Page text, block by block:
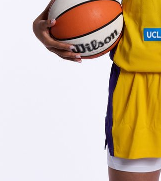
풀 꺾이지만…'낮 최고 35도' 무더위, 열대야 계속[다음주
수수색·성접대 논란 사과…쇄신의 기회로 삼겠다"
수색·성접대 논란' 축구협회 "실망과 걱정 안겨드려 죄
폭염 지속…강원동해안 최대 150㎜ 비
증시 상승 마감…S&P 0.6% 나스닥 1.3%↑